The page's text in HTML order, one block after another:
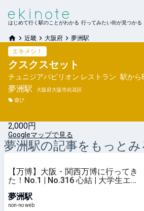
はじめて行く駅のことがわかる 行ってみたい街が見つかる
近畿 大阪府 夢洲駅
エキメシ！
クスクスセット
チュニジアパピリオン レストラン 駅から
夢洲駅
大阪府大阪市此花区
遊び
2,000円
Googleマップで見る
夢洲駅の記事をもっとみ
【万博】大阪・関西万博に行ってき
た！No.1 | No.316 心結 | 大学生エ
夢洲駅
non-no web